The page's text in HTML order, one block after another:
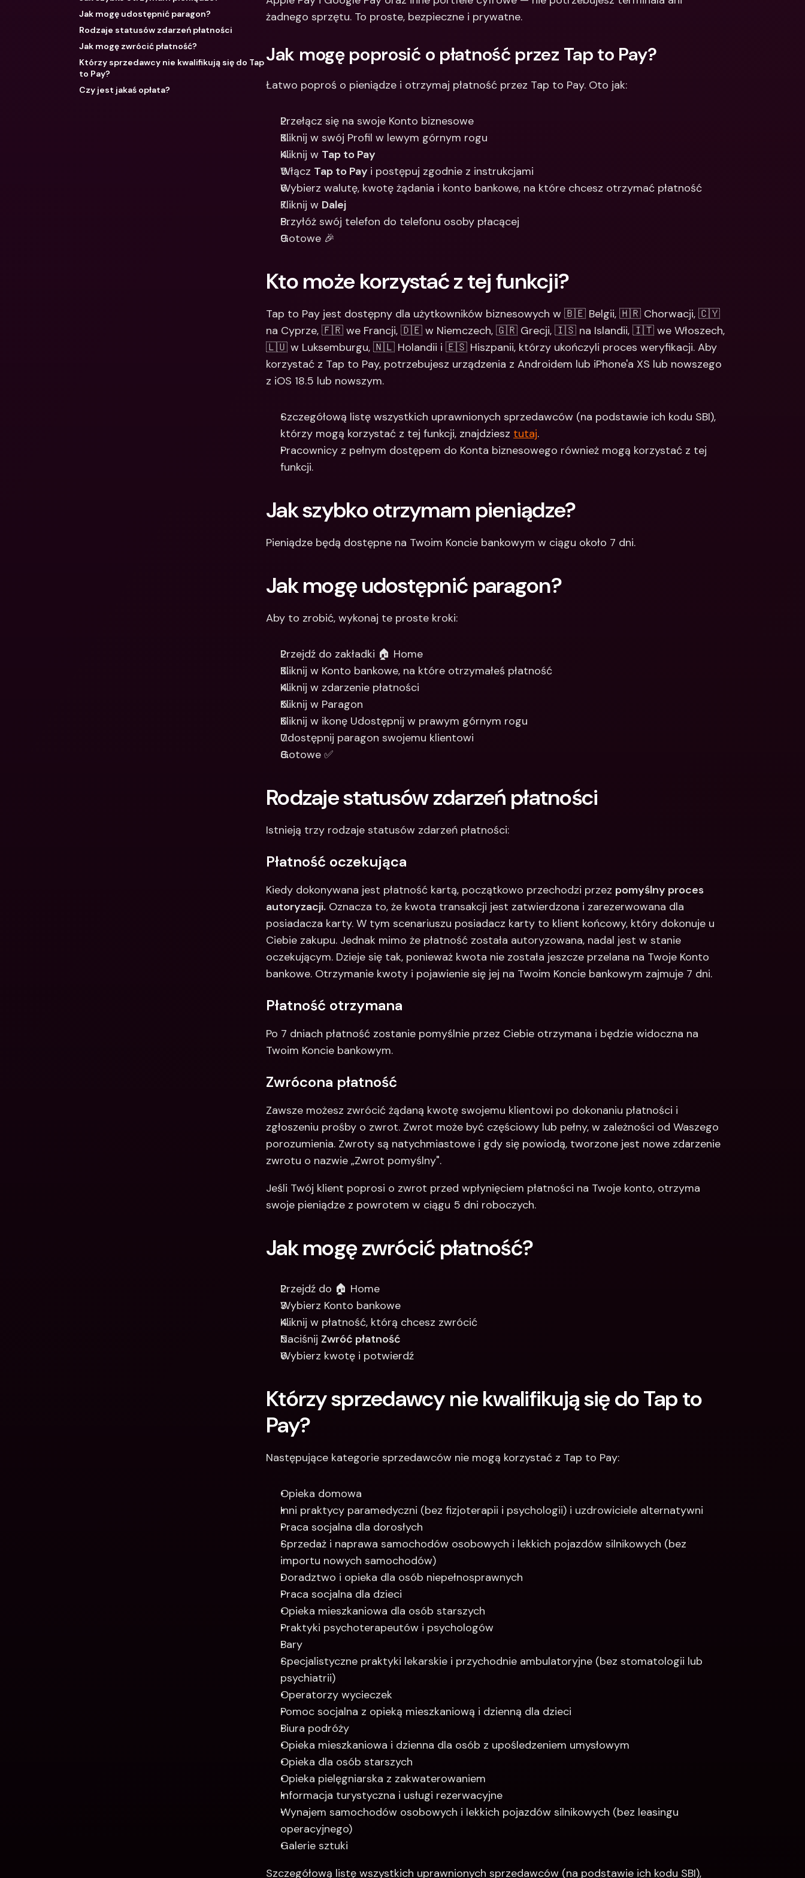
Międzynarodowe konta
Integrations
waluty
Jak mogę udostępnić paragon?
Rodzaje statusów zdarzeń płatności
Jak mogę zwrócić płatność?
Którzy sprzedawcy nie kwalifikują się do Tap
to Pay?
Czy jest jakaś opłata?
żadnego sprzętu. To proste, bezpieczne i prywatne.
Jak mogę poprosić o płatność przez Tap to Pay?
Łatwo poproś o pieniądze i otrzymaj płatność przez Tap to Pay. Oto jak:
Przełącz się na swoje Konto biznesowe
Kliknij w swój Profil w lewym górnym rogu
Kliknij w Tap to Pay
Włącz Tap to Pay i postępuj zgodnie z instrukcjami
Wybierz walutę, kwotę żądania i konto bankowe, na które chcesz otrzymać płatność
Kliknij w Dalej
Przyłóż swój telefon do telefonu osoby płacącej
Gotowe 🎉
Kto może korzystać z tej funkcji?
Tap to Pay jest dostępny dla użytkowników biznesowych w 🇧🇪 Belgii, 🇭🇷 Chorwacji, 🇨🇾
na Cyprze, 🇫🇷 we Francji, 🇩🇪 w Niemczech, 🇬🇷 Grecji, 🇮🇸 na Islandii, 🇮🇹 we Włoszech,
🇱🇺 w Luksemburgu, 🇳🇱 Holandii i 🇪🇸 Hiszpanii, którzy ukończyli proces weryfikacji. Aby
korzystać z Tap to Pay, potrzebujesz urządzenia z Androidem lub iPhone'a XS lub nowszego
z iOS 18.5 lub nowszym.
Szczegółową listę wszystkich uprawnionych sprzedawców (na podstawie ich kodu SBI),
którzy mogą korzystać z tej funkcji, znajdziesz tutaj.
Pracownicy z pełnym dostępem do Konta biznesowego również mogą korzystać z tej
funkcji.
Jak szybko otrzymam pieniądze?
Pieniądze będą dostępne na Twoim Koncie bankowym w ciągu około 7 dni.
Jak mogę udostępnić paragon?
Aby to zrobić, wykonaj te proste kroki:
Przejdź do zakładki 🏠 Home
Kliknij w Konto bankowe, na które otrzymałeś płatność
Kliknij w zdarzenie płatności
Kliknij w Paragon
Kliknij w ikonę Udostępnij w prawym górnym rogu
Udostępnij paragon swojemu klientowi
Gotowe ✅
Rodzaje statusów zdarzeń płatności
Istnieją trzy rodzaje statusów zdarzeń płatności:
Płatność oczekująca
Kiedy dokonywana jest płatność kartą, początkowo przechodzi przez pomyślny proces
autoryzacji. Oznacza to, że kwota transakcji jest zatwierdzona i zarezerwowana dla
posiadacza karty. W tym scenariuszu posiadacz karty to klient końcowy, który dokonuje u
Ciebie zakupu. Jednak mimo że płatność została autoryzowana, nadal jest w stanie
oczekującym. Dzieje się tak, ponieważ kwota nie została jeszcze przelana na Twoje Konto
bankowe. Otrzymanie kwoty i pojawienie się jej na Twoim Koncie bankowym zajmuje 7 dni.
Płatność otrzymana
Po 7 dniach płatność zostanie pomyślnie przez Ciebie otrzymana i będzie widoczna na
Twoim Koncie bankowym.
Zwrócona płatność
Zawsze możesz zwrócić żądaną kwotę swojemu klientowi po dokonaniu płatności i
zgłoszeniu prośby o zwrot. Zwrot może być częściowy lub pełny, w zależności od Waszego
porozumienia. Zwroty są natychmiastowe i gdy się powiodą, tworzone jest nowe zdarzenie
zwrotu o nazwie „Zwrot pomyślny".
Jeśli Twój klient poprosi o zwrot przed wpłynięciem płatności na Twoje konto, otrzyma
swoje pieniądze z powrotem w ciągu 5 dni roboczych.
Jak mogę zwrócić płatność?
Przejdź do 🏠 Home
Wybierz Konto bankowe
Kliknij w płatność, którą chcesz zwrócić
Naciśnij Zwróć płatność
Wybierz kwotę i potwierdź
Którzy sprzedawcy nie kwalifikują się do Tap to
Pay?
Następujące kategorie sprzedawców nie mogą korzystać z Tap to Pay:
Opieka domowa
Inni praktycy paramedyczni (bez fizjoterapii i psychologii) i uzdrowiciele alternatywni
Praca socjalna dla dorosłych
Sprzedaż i naprawa samochodów osobowych i lekkich pojazdów silnikowych (bez
importu nowych samochodów)
Doradztwo i opieka dla osób niepełnosprawnych
Praca socjalna dla dzieci
Opieka mieszkaniowa dla osób starszych
Praktyki psychoterapeutów i psychologów
Bary
Specjalistyczne praktyki lekarskie i przychodnie ambulatoryjne (bez stomatologii lub
psychiatrii)
Operatorzy wycieczek
Pomoc socjalna z opieką mieszkaniową i dzienną dla dzieci
Biura podróży
Opieka mieszkaniowa i dzienna dla osób z upośledzeniem umysłowym
Opieka dla osób starszych
Opieka pielęgniarska z zakwaterowaniem
Informacja turystyczna i usługi rezerwacyjne
Wynajem samochodów osobowych i lekkich pojazdów silnikowych (bez leasingu
operacyjnego)
Galerie sztuki
Szczegółową listę wszystkich uprawnionych sprzedawców (na podstawie ich kodu SBI),